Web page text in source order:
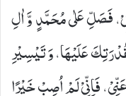
فَصَلِّ عَلٰى مُحَمَّدٍ وَّ اٰلِ
عَلَیْهَا، وَ تَیْسِیْرِ
فَاِنِّیْ لَمْ اُصِبْ خَیْرًا